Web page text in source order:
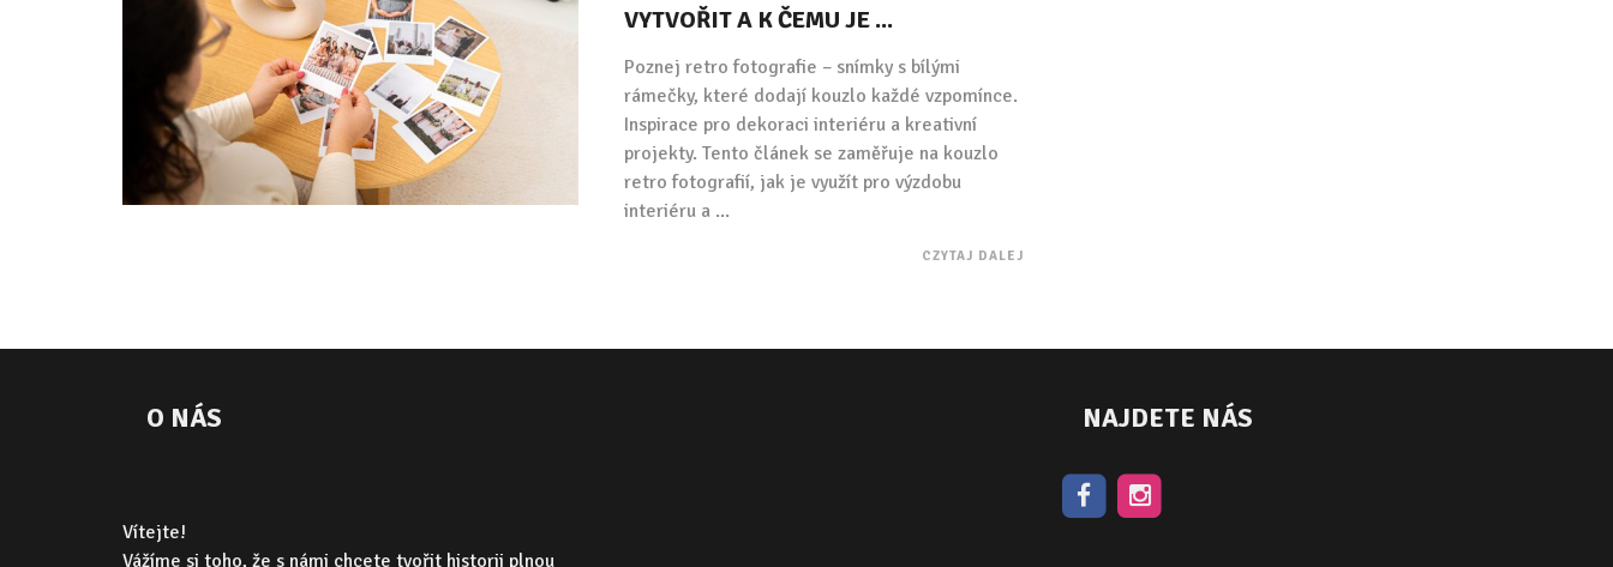
VYTVOŘIT A K ČEMU JE ...
Poznej retro fotografie – snímky s bílými
rámečky, které dodají kouzlo každé vzpomínce.
Inspirace pro dekoraci interiéru a kreativní
projekty. Tento článek se zaměřuje na kouzlo
retro fotografií, jak je využít pro výzdobu
interiéru a ...
CZYTAJ DALEJ
O NÁS
Vítejte!
Vážíme si toho, že s námi chcete tvořit historii plnou
NAJDETE NÁS